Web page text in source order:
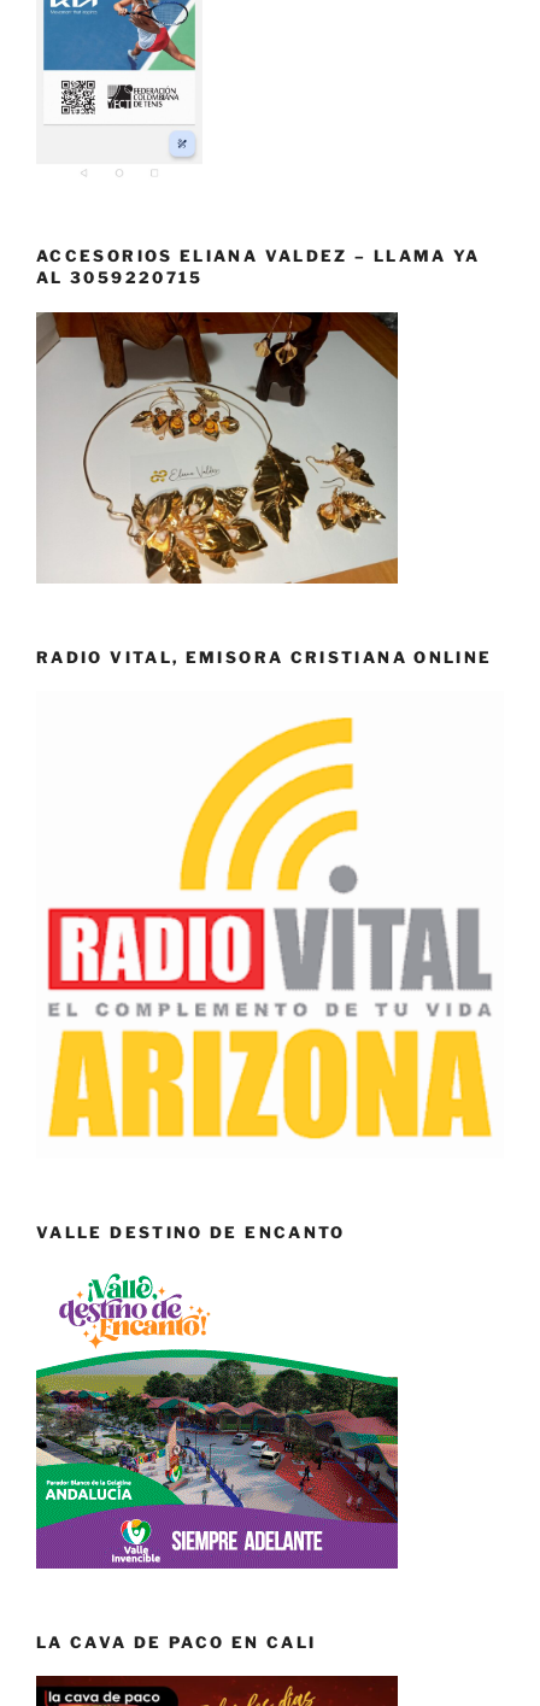
ACCESORIOS ELIANA VALDEZ – LLAMA YA
AL 3059220715
RADIO VITAL, EMISORA CRISTIANA ONLINE
VALLE DESTINO DE ENCANTO
LA CAVA DE PACO EN CALI